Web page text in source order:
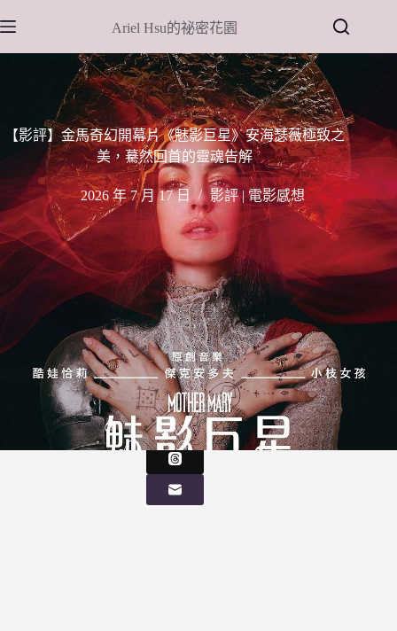
至
主
Ariel Hsu的祕密花園
【影評】金馬奇幻開幕片《魅影巨星》安海瑟薇極致之
美，驀然回首的靈魂告解
2026 年 7 月 17 日 影評 | 電影感想